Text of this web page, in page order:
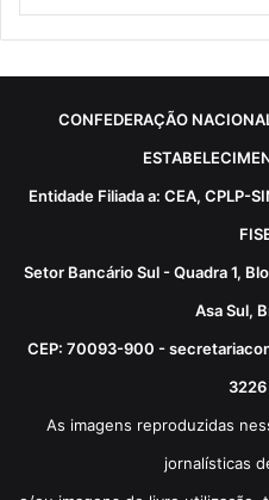
CONFEDERAÇÃO
Entidade Filiada a: CEA, CPLP-
Setor Bancário Sul - Quadra 1,
Asa Sul,
CEP: 70093-900 -
3226
As imagens reproduzidas
jornalísticas